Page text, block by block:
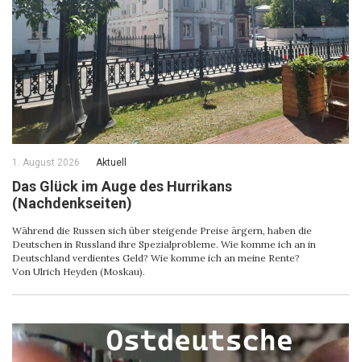
1. August 2026 Aktuell
Das Glück im Auge des Hurrikans
(Nachdenkseiten)
Während die Russen sich über steigende Preise ärgern, haben die
Deutschen in Russland ihre Spezialprobleme. Wie komme ich an in
Deutschland verdientes Geld? Wie komme ich an meine Rente?
Von Ulrich Heyden (Moskau).